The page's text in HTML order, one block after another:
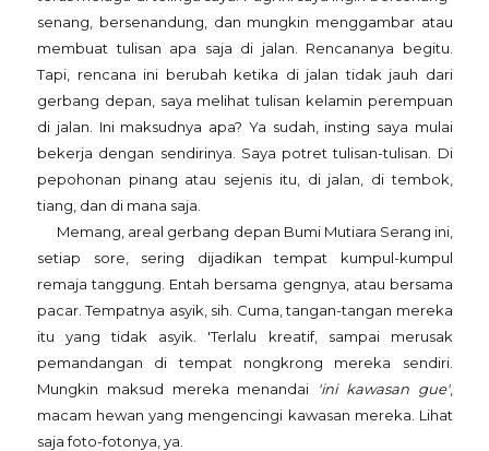
senang, bersenandung, dan mungkin menggambar atau
membuat tulisan apa saja di jalan. Rencananya begitu.
Tapi, rencana ini berubah ketika di jalan tidak jauh dari
gerbang depan, saya melihat tulisan kelamin perempuan
di jalan. Ini maksudnya apa? Ya sudah, insting saya mulai
bekerja dengan sendirinya. Saya potret tulisan-tulisan. Di
pepohonan pinang atau sejenis itu, di jalan, di tembok,
tiang, dan di mana saja.
Memang, areal gerbang depan Bumi Mutiara Serang ini,
setiap sore, sering dijadikan tempat kumpul-kumpul
remaja tanggung. Entah bersama gengnya, atau bersama
pacar. Tempatnya asyik, sih. Cuma, tangan-tangan mereka
itu yang tidak asyik. 'Terlalu kreatif, sampai merusak
pemandangan di tempat nongkrong mereka sendiri.
Mungkin maksud mereka menandai
'ini kawasan gue',
macam hewan yang mengencingi kawasan mereka. Lihat
saja foto-fotonya, ya.